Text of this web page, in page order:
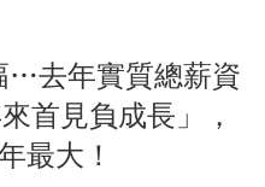
…去年實質總薪資
首見負成長」，
最大！